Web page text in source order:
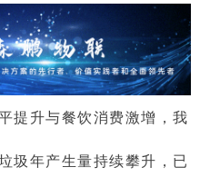
提升与餐饮消费激增，我
圾年产生量持续攀升，已